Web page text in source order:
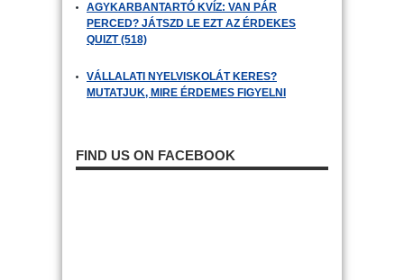
AGYKARBANTARTÓ KVÍZ: VAN PÁR
PERCED? JÁTSZD LE EZT AZ ÉRDEKES
QUIZT (518)
VÁLLALATI NYELVISKOLÁT KERES?
MUTATJUK, MIRE ÉRDEMES FIGYELNI
FIND US ON FACEBOOK